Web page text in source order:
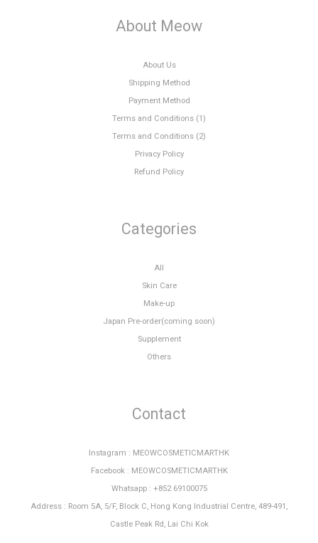
About Meow
About Us
Shipping Method
Payment Method
Terms and Conditions (1)
Terms and Conditions (2)
Privacy Policy
Refund Policy
Categories
All
Skin Care
Make-up
Japan Pre-order(coming soon)
Supplement
Others
Contact
Instagram : MEOWCOSMETICMARTHK
Facebook : MEOWCOSMETICMARTHK
Whatsapp : +852 69100075
Address : Room 5A, 5/F, Block C, Hong Kong Industrial Centre, 489-491,
Castle Peak Rd, Lai Chi Kok